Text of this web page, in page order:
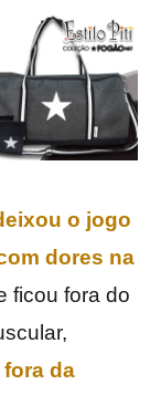
o jogo
dores na
ficou fora do
da